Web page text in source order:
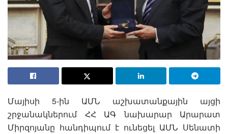
Մայիսի 5-ին ԱՄՆ աշխատանքային այցի
շրջանակներում ՀՀ ԱԳ նախարար Արարատ
Միրզոյանը հանդիպում է ունեցել ԱՄՆ Սենատի